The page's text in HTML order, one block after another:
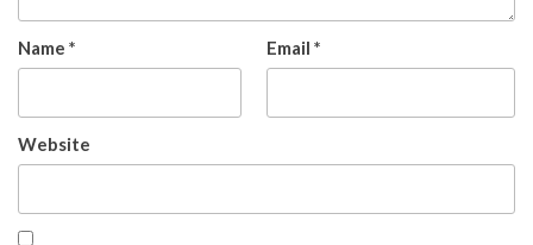
Name * Email *
Website